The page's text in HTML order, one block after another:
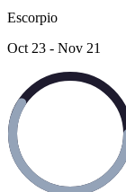
Escorpio
Oct 23 - Nov 21